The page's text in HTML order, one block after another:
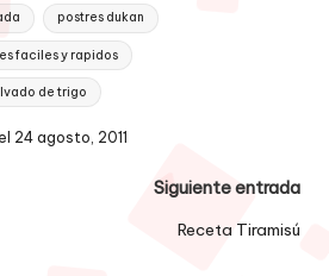
postres dukan
faciles y rapidos
de trigo
24 agosto, 2011
Siguiente entrada
Receta Tiramisú